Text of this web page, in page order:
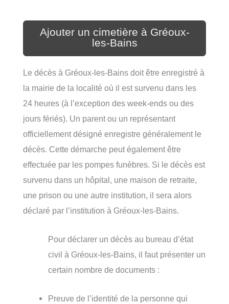
Ajouter un cimetière à Gréoux-
les-Bains
Le décès à Gréoux-les-Bains doit être enregistré à
la mairie de la localité où il est survenu dans les
24 heures (à l’exception des week-ends ou des
jours fériés). Un parent ou un représentant
officiellement désigné enregistre généralement le
décès. Cette démarche peut également être
effectuée par les pompes funèbres. Si le décès est
survenu dans un hôpital, une maison de retraite,
une prison ou une autre institution, il sera alors
déclaré par l’institution à Gréoux-les-Bains.
Pour déclarer un décès au bureau d’état
civil à Gréoux-les-Bains, il faut présenter un
certain nombre de documents :
Preuve de l’identité de la personne qui